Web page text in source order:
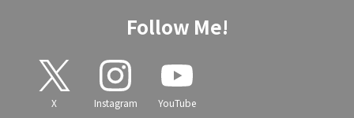
Follow Me!
X Instagram YouTube